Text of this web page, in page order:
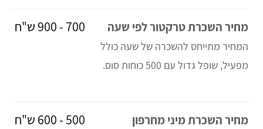
מחיר השכרת טרקטור לפי שעה
המחיר מתייחס להשכרה של שעה כולל
מפעיל, שופל גדול עם 500 כוחות סוס.
700 - 900 ש"ח
מחיר השכרת מיני מחרפון 500 - 600 ש"ח